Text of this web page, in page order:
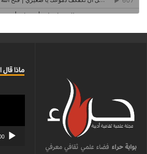
بوابة حراء فضاء علمي ثقافي معرفي
ماذا قال